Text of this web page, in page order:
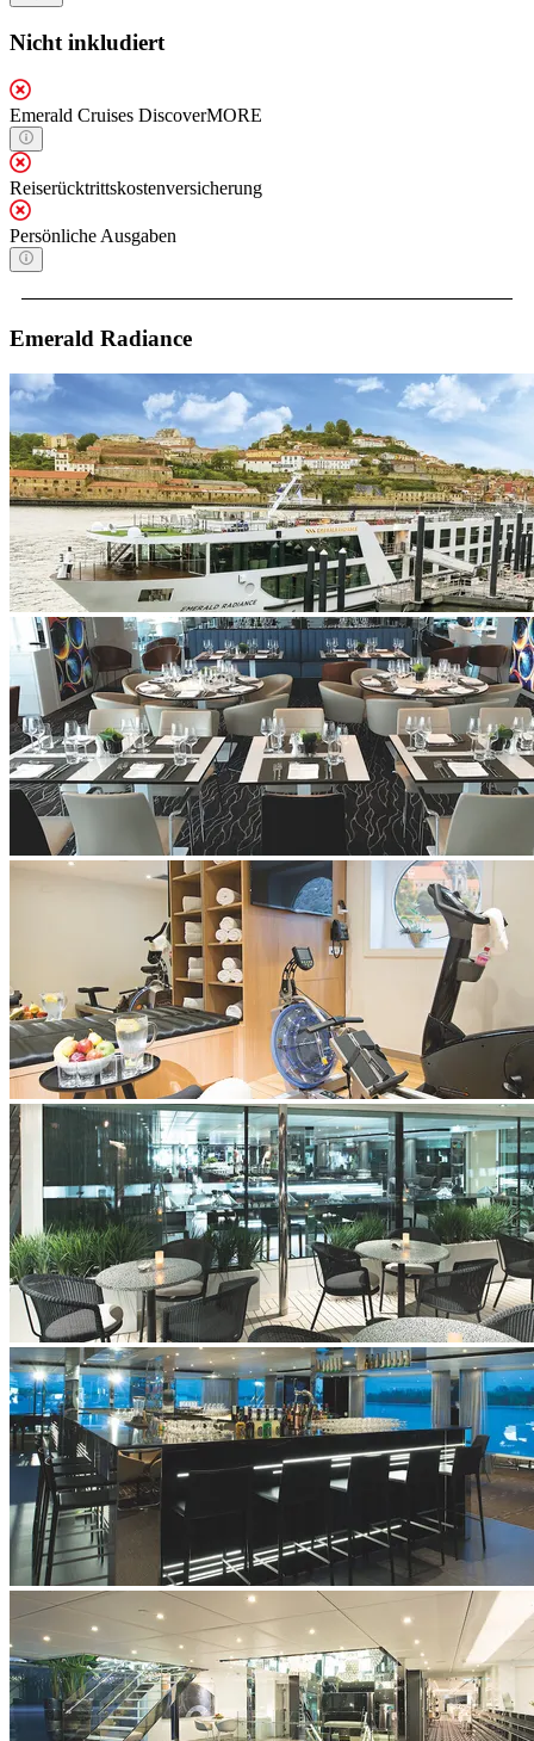
Nicht inkludiert
Emerald Cruises DiscoverMORE
Reiserücktrittskostenversicherung
Persönliche Ausgaben
Emerald Radiance